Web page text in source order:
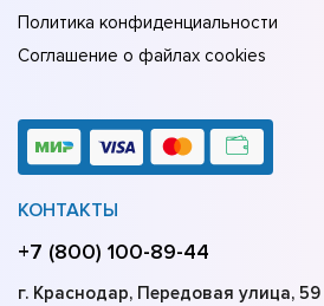
Политика конфиденциальности
Соглашение о файлах cookies
КОНТАКТЫ
+7 (800) 100-89-44
г. Краснодар, Передовая улица, 59